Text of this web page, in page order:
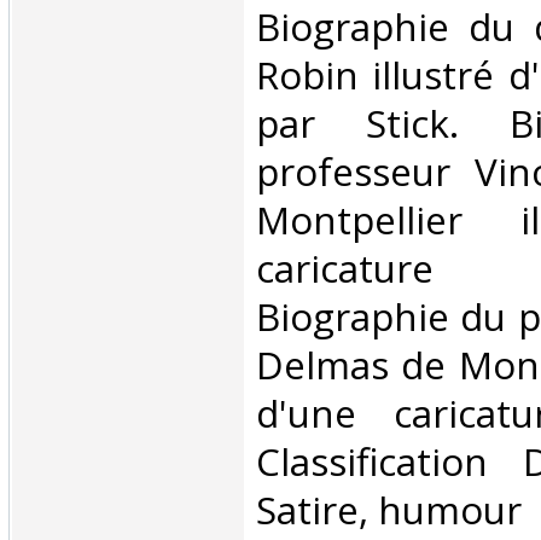
‎Biographie du
Robin illustré
par Stick.
professeur
Montpellier
Biographie du
Delmas de
d'une
Classification
Satire, humour‎